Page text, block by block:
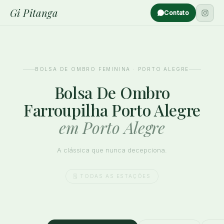
Gi Pitanga Contato
BOLSA DE OMBRO FEMININA · PORTO ALEGRE
Bolsa De Ombro
Farroupilha Porto Alegre
em Porto Alegre
A clássica que nunca decepciona.
🗓️ TODAS AS ESTAÇÕES